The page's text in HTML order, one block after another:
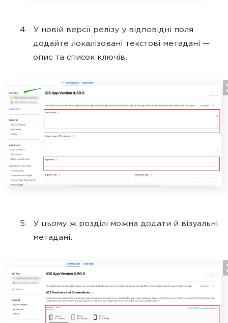
У новій версії релізу у відповідні поля
додайте локалізовані текстові метадані —
опис та список ключів.
У цьому ж розділі можна додати й візуальні
метадані.